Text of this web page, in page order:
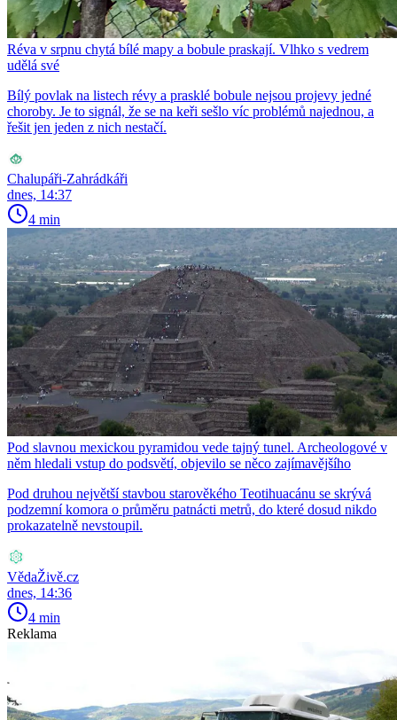
Réva v srpnu chytá bílé mapy a bobule praskají. Vlhko s vedrem
udělá své
Bílý povlak na listech révy a prasklé bobule nejsou projevy jedné
choroby. Je to signál, že se na keři sešlo víc problémů najednou, a
řešit jen jeden z nich nestačí.
Chalupáři-Zahrádkáři
dnes, 14:37
4 min
Pod slavnou mexickou pyramidou vede tajný tunel. Archeologové v
něm hledali vstup do podsvětí, objevilo se něco zajímavějšího
Pod druhou největší stavbou starověkého Teotihuacánu se skrývá
podzemní komora o průměru patnácti metrů, do které dosud nikdo
prokazatelně nevstoupil.
VědaŽivě.cz
dnes, 14:36
4 min
Reklama